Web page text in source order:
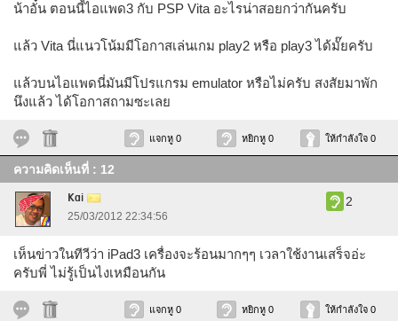
น้าอั๋น ตอนนี้ไอแพด3 กับ PSP Vita อะไรน่าสอยกว่ากันครับ
แล้ว Vita นี่แนวโน้มมีโอกาสเล่นเกม play2 หรือ play3 ได้มั๊ยครับ
แล้วบนไอแพดนี่มันมีโปรแกรม emulator หรือไม่ครับ สงสัยมาพัก
นึงแล้ว ได้โอกาสถามซะเลย
แจกหู 0 หยิกหู 0 ให้กำลังใจ 0
ความคิดเห็นที่ : 12
Kai
25/03/2012 22:34:56
2
เห็นข่าวในทีวีว่า iPad3 เครื่องจะร้อนมากๆๆ เวลาใช้งานเสร็จอ่ะ
ครับพี่ ไม่รู้เป็นไงเหมือนกัน
แจกหู 0 หยิกหู 0 ให้กำลังใจ 0